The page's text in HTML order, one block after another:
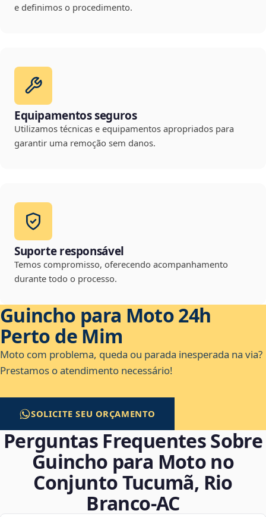
e definimos o procedimento.
Equipamentos seguros
Utilizamos técnicas e equipamentos apropriados para
garantir uma remoção sem danos.
Suporte responsável
Temos compromisso, oferecendo acompanhamento
durante todo o processo.
Guincho para Moto 24h
Perto de Mim
Moto com problema, queda ou parada inesperada na via?
Prestamos o atendimento necessário!
SOLICITE SEU ORÇAMENTO
Perguntas Frequentes Sobre
Guincho para Moto no
Conjunto Tucumã, Rio
Branco‑AC